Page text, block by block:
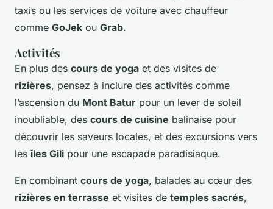
taxis ou les services de voiture avec chauffeur
comme GoJek ou Grab.
Activités
En plus des cours de yoga et des visites de
rizières, pensez à inclure des activités comme
l’ascension du Mont Batur pour un lever de soleil
inoubliable, des cours de cuisine balinaise pour
découvrir les saveurs locales, et des excursions vers
lesîles Gili pour une escapade paradisiaque.
En combinant cours de yoga, balades au cœur des
rizières en terrasse et visites de temples sacrés,